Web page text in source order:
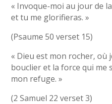
« Invoque-moi au jour de
et tu me glorifieras. »
(Psaume 50 verset 15)
« Dieu est mon rocher, où
bouclier et la force qui me
mon refuge. »
(2 Samuel 22 verset 3)